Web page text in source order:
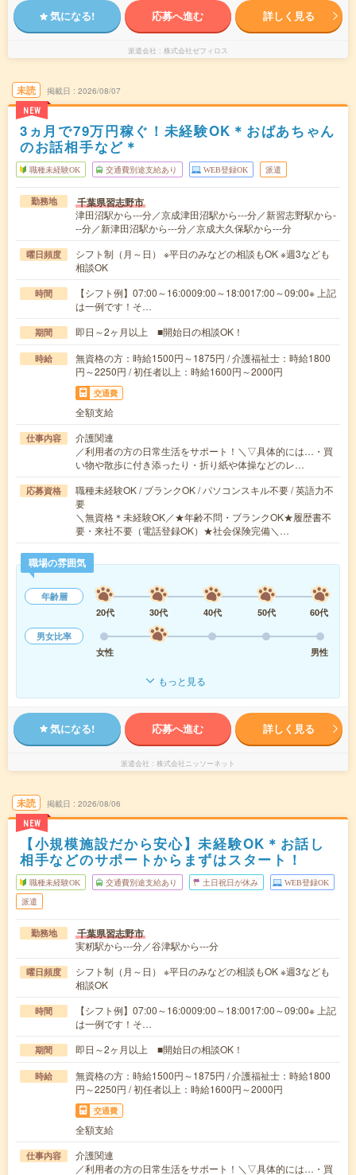
気になる! 応募へ進む 詳しく見る
派遣会社 株式会社ゼフィロス
未読
NEW
掲載日 2026/08/07
3ヵ月で79万円稼ぐ！未経験OK＊おばあちゃん
のお話相手など＊
職種未経験OK 交通費別途支給あり WEB登録OK 派遣
勤務地 千葉県習志野市
津田沼駅から---分／京成津田沼駅から---分／新習志野駅から-
--分／新津田沼駅から---分／京成大久保駅から---分
曜日頻度
シフト制（月～日） ※平日のみなどの相談もOK ※週3なども
相談OK
時間
【シフト例】07:00～16:0009:00～18:0017:00～09:00※ 上記
は一例です！そ…
期間 即日～2ヶ月以上 ■開始日の相談OK！
時給
無資格の方：時給1500円～1875円 / 介護福祉士：時給1800
円～2250円 / 初任者以上：時給1600円～2000円
交通費
全額支給
仕事内容
介護関連
／利用者の方の日常生活をサポート！＼▽具体的には…・買
い物や散歩に付き添ったり・折り紙や体操などのレ…
応募資格
職種未経験OK / ブランクOK / パソコンスキル不要 / 英語力不
要
＼無資格＊未経験OK／★年齢不問・ブランクOK★履歴書不
要・来社不要（電話登録OK）★社会保険完備＼…
職場の雰囲気
年齢層
20代
30代 40代 50代
60代
男女比率
女性
男性
もっと見る
気になる! 応募へ進む 詳しく見る
派遣会社 株式会社ニッソーネット
未読
NEW
掲載日 2026/08/06
【小規模施設だから安心】未経験OK＊お話し
相手などのサポートからまずはスタート！
職種未経験OK 交通費別途支給あり 土日祝日が休み WEB登録OK
派遣
勤務地 千葉県習志野市
実籾駅から---分／谷津駅から---分
曜日頻度
シフト制（月～日） ※平日のみなどの相談もOK ※週3なども
相談OK
時間
【シフト例】07:00～16:0009:00～18:0017:00～09:00※ 上記
は一例です！そ…
期間 即日～2ヶ月以上 ■開始日の相談OK！
時給
無資格の方：時給1500円～1875円 / 介護福祉士：時給1800
円～2250円 / 初任者以上：時給1600円～2000円
交通費
全額支給
仕事内容
介護関連
／利用者の方の日常生活をサポート！＼▽具体的には…・買